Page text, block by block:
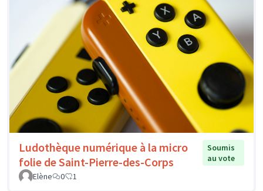
Ludothèque numérique à la micro
folie de Saint-Pierre-des-Corps
Soumis
au vote
Elène
0 1